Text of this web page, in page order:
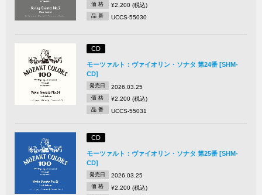
価 格 ¥2,200 (税込)
品 番 UCCS-55030
CD
モーツァルト：ヴァイオリン・ソナタ 第24番 [SHM-
CD]
発売日 2026.03.25
価 格 ¥2,200 (税込)
品 番 UCCS-55031
CD
モーツァルト：ヴァイオリン・ソナタ 第25番 [SHM-
CD]
発売日 2026.03.25
価 格 ¥2,200 (税込)